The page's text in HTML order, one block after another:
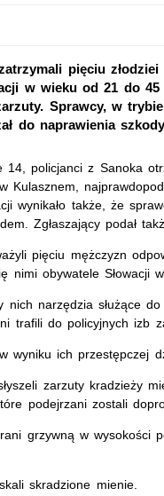
pięciu
w wieku od 21 do
Sprawcy, w
do naprawienia
policjanci z Sanoka
Kulasznem,
wynikało także, że
Zgłaszający podał
pięciu mężczyzn
nimi obywatele
nich narzędzia służące
trafili do policyjnych izb
wyniku ich przestępczej
zarzuty kradzieży
podejrzani zostali
grzywną w wysokości
skradzione mienie.